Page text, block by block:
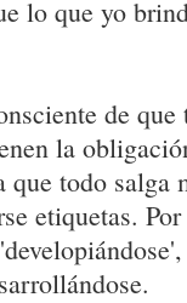
lo que yo
de que
la
todo salga
etiquetas.